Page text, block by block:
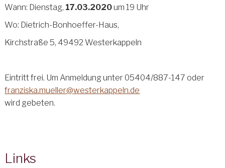
Wann: Dienstag, 17.03.2020um 19 Uhr
Wo: Dietrich-Bonhoeffer-Haus,
Kirchstraße 5, 49492 Westerkappeln
Eintritt frei. Um Anmeldung unter 05404/887-147 oder
franziska.mueller@westerkappeln.de
wird gebeten.
Links